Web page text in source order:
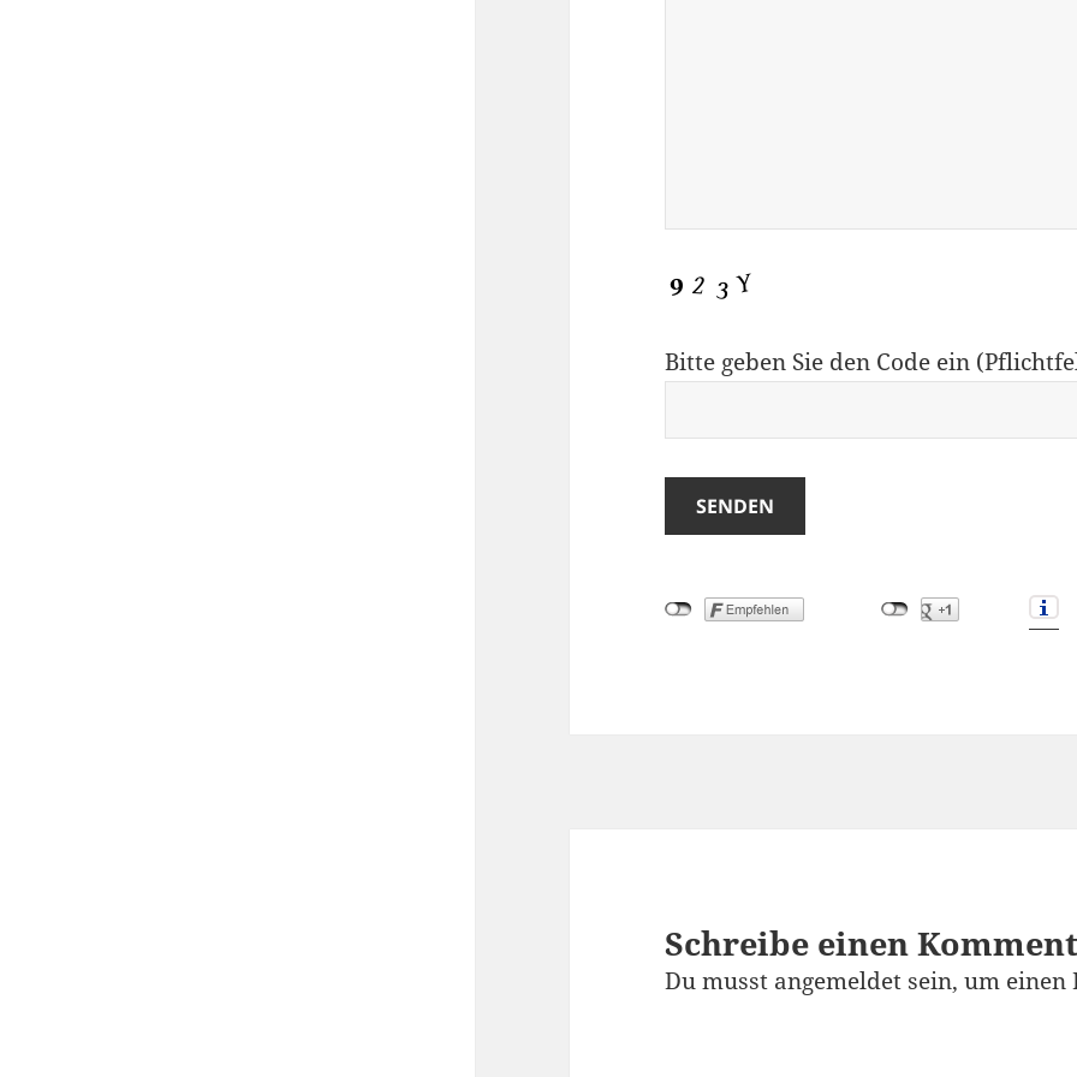
Bitte geben Sie den Code ein
Schreibe einen
Du musst angemeldet sein, um einen